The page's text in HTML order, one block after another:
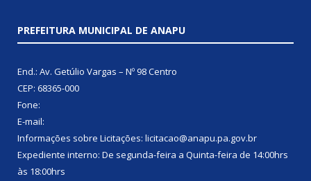
PREFEITURA MUNICIPAL DE ANAPU
End.: Av. Getúlio Vargas – Nº 98 Centro
CEP: 68365-000
Fone:
E-mail:
Informações sobre Licitações: licitacao@anapu.pa.gov.br
Expediente interno: De segunda-feira a Quinta-feira de 14:00hrs
às 18:00hrs